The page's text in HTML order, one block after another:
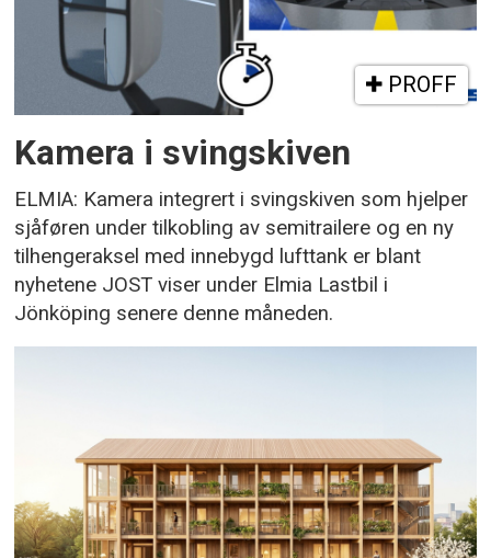
PROFF
Kamera i svingskiven
ELMIA: Kamera integrert i svingskiven som hjelper
sjåføren under tilkobling av semitrailere og en ny
tilhengeraksel med innebygd lufttank er blant
nyhetene JOST viser under Elmia Lastbil i
Jönköping senere denne måneden.